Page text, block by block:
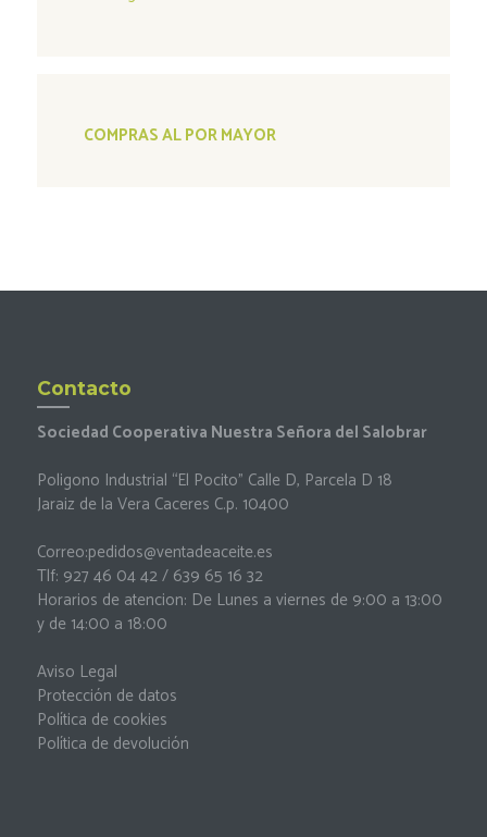
COMPRAS AL POR MAYOR
Contacto
Sociedad Cooperativa Nuestra Señora del Salobrar
Poligono Industrial “El Pocito” Calle D, Parcela D 18
Jaraiz de la Vera Caceres C.p. 10400
Correo:pedidos@ventadeaceite.es
Tlf: 927 46 04 42 / 639 65 16 32
Horarios de atencion: De Lunes a viernes de 9:00 a 13:00
y de 14:00 a 18:00
Aviso Legal
Protección de datos
Política de cookies
Política de devolución